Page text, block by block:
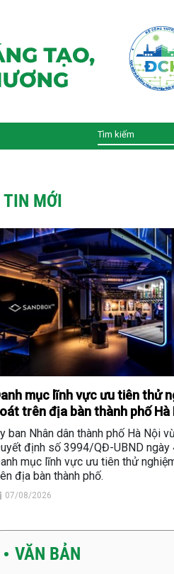
TIN MỚI
mục lĩnh vực ưu tiên thử
trên địa bàn thành phố Hà
ban Nhân dân thành phố Hà Nội
định số 3994/QĐ-UBND
mục lĩnh vực ưu tiên thử
địa bàn thành phố.
07/08/2026
VĂN BẢN